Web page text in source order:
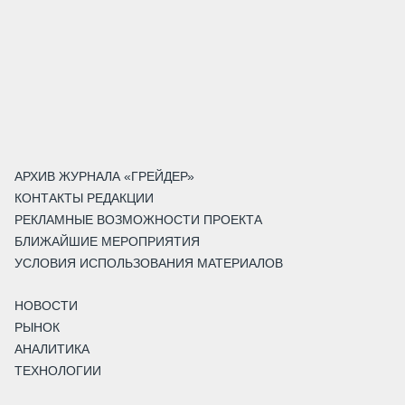
АРХИВ ЖУРНАЛА «ГРЕЙДЕР»
КОНТАКТЫ РЕДАКЦИИ
РЕКЛАМНЫЕ ВОЗМОЖНОСТИ ПРОЕКТА
БЛИЖАЙШИЕ МЕРОПРИЯТИЯ
УСЛОВИЯ ИСПОЛЬЗОВАНИЯ МАТЕРИАЛОВ
НОВОСТИ
РЫНОК
АНАЛИТИКА
ТЕХНОЛОГИИ